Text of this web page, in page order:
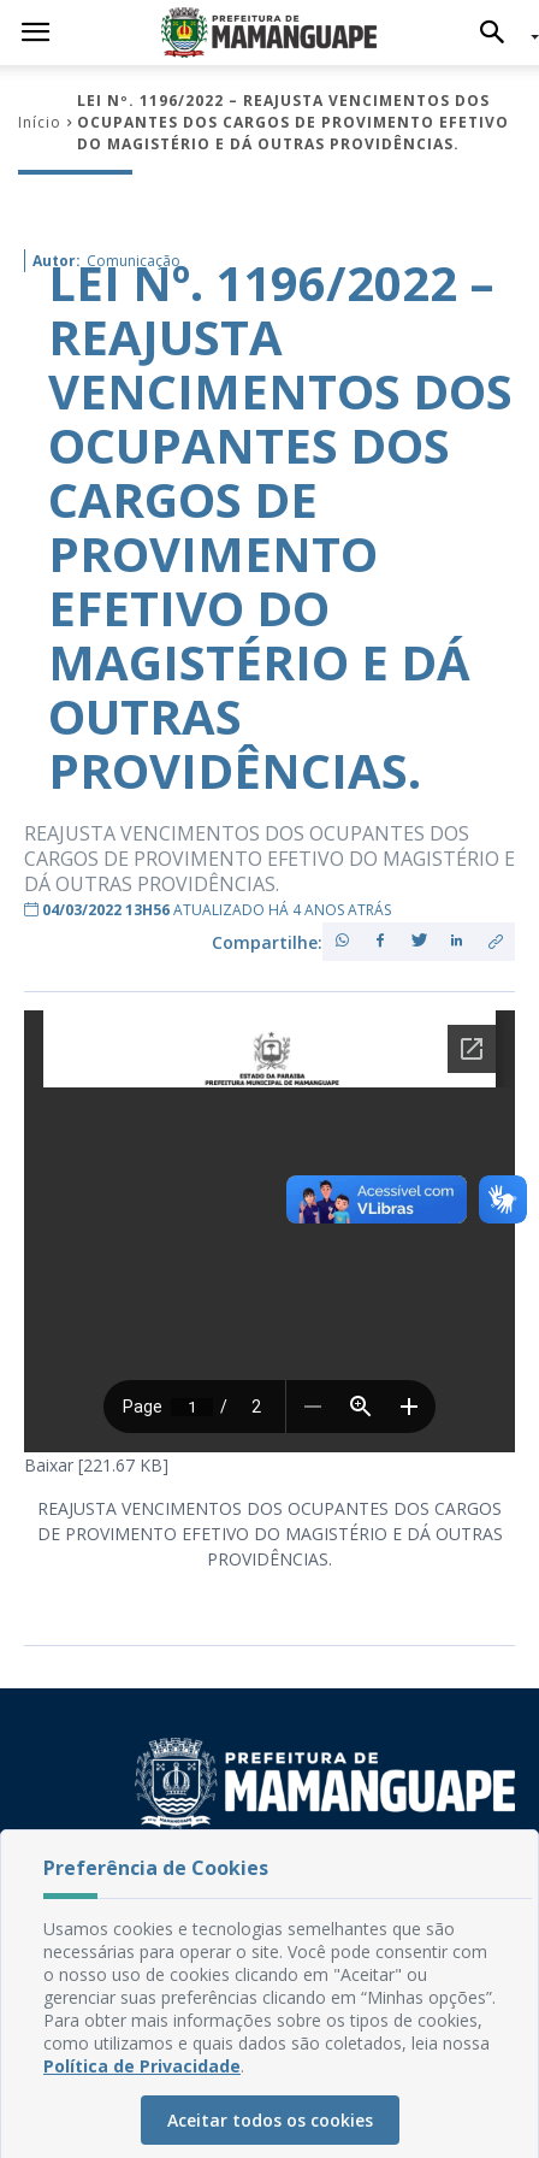
Início
LEI Nº. 1196/2022 – REAJUSTA VENCIMENTOS DOS
OCUPANTES DOS CARGOS DE PROVIMENTO EFETIVO
DO MAGISTÉRIO E DÁ OUTRAS PROVIDÊNCIAS.
Autor: Comunicação
LEI Nº. 1196/2022 –
REAJUSTA
VENCIMENTOS DOS
OCUPANTES DOS
CARGOS DE
PROVIMENTO
EFETIVO DO
MAGISTÉRIO E DÁ
OUTRAS
PROVIDÊNCIAS.
REAJUSTA VENCIMENTOS DOS OCUPANTES DOS
CARGOS DE PROVIMENTO EFETIVO DO MAGISTÉRIO E
DÁ OUTRAS PROVIDÊNCIAS.
04/03/2022 13H56ATUALIZADO HÁ 4 ANOS ATRÁS
Compartilhe:
Baixar [221.67 KB]
REAJUSTA VENCIMENTOS DOS OCUPANTES DOS CARGOS
DE PROVIMENTO EFETIVO DO MAGISTÉRIO E DÁ OUTRAS
PROVIDÊNCIAS.
Rua do Imperador, 78, Centro
CEP: 58.280-000 - Mamanguape/PB
Email: comunicacao@mamanguape.pb.gov.br
Expediente: Segunda à Sexta, das 08h às 13h
Mapa do Site
Perguntas frequentes
Manual de Navegação
Glossário
Preferência de Cookies
Usamos cookies e tecnologias semelhantes que são
necessárias para operar o site. Você pode consentir com
o nosso uso de cookies clicando em "Aceitar" ou
gerenciar suas preferências clicando em “Minhas opções”.
Para obter mais informações sobre os tipos de cookies,
como utilizamos e quais dados são coletados, leia nossa
Política de Privacidade.
Aceitar todos os cookies